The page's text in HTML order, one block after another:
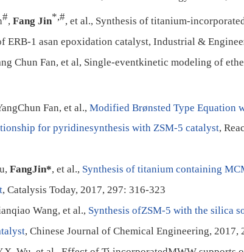
#,Fang Jin*,#, et al., Synthesis of titanium-
ERB-1 asan epoxidation catalyst, Industrial &
Chun Fan, et al, Single-eventkinetic modeling of
Fan, et al.,Modified Brønsted Type Equation
for pyridinesynthesis with ZSM-5 catalyst,
FangJin*, et al., Synthesis of titanium containing
,Catalysis Today, 2017, 297: 316-323
Wang, et al., Synthesis ofZSM-5 with the silica
,Chinese Journal of Chemical Engineering, 2017,